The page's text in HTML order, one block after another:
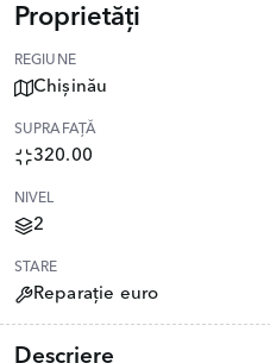
Proprietăți
REGIUNE
Chișinău
SUPRAFAȚĂ
320.00
NIVEL
2
STARE
Reparație euro
Descriere